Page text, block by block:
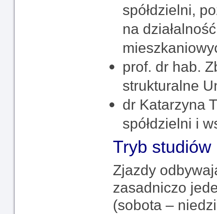
spółdzielni,
na
prof. dr hab.
strukturalne
dr Katarzyna
spółdzielni i
Tryb
Zjazdy
zasadniczo
(sobota –